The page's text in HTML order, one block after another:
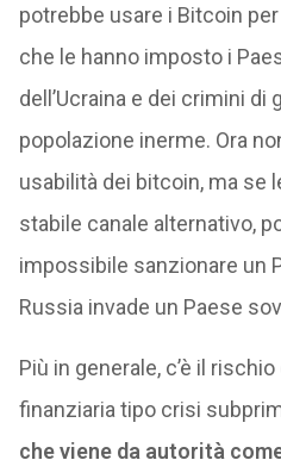
potrebbe usare i Bitcoin
che le hanno imposto i
dell’Ucraina e dei crimini di
popolazione inerme. Ora
usabilità dei bitcoin, ma se
stabile canale alternativo,
impossibile sanzionare un
Russia invade un Paese
Più in generale, c’è il
finanziaria tipo crisi
che viene da autorità